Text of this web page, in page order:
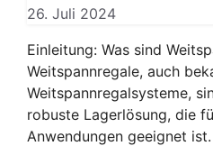
26. Juli 2024
Einleitung: Was sind
Weitspannregale, auch
Weitspannregalsysteme,
robuste Lagerlösung, die
Anwendungen geeignet